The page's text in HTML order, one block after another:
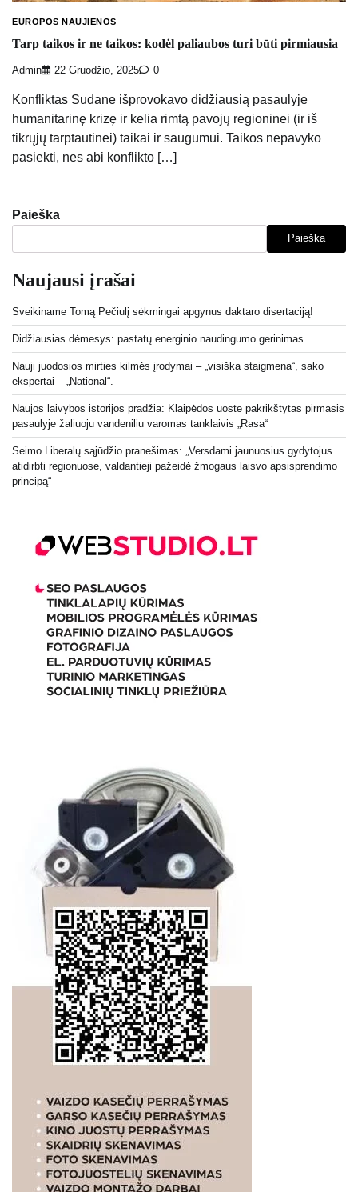
EUROPOS NAUJIENOS
Tarp taikos ir ne taikos: kodėl paliaubos turi būti pirmiausia
Admin 22 Gruodžio, 2025 0
Konfliktas Sudane išprovokavo didžiausią pasaulyje
humanitarinę krizę ir kelia rimtą pavojų regioninei (ir iš
tikrųjų tarptautinei) taikai ir saugumui. Taikos nepavyko
pasiekti, nes abi konflikto […]
Paieška
Paieška
Naujausi įrašai
Sveikiname Tomą Pečiulį sėkmingai apgynus daktaro disertaciją!
Didžiausias dėmesys: pastatų energinio naudingumo gerinimas
Nauji juodosios mirties kilmės įrodymai – „visiška staigmena“, sako
ekspertai – „National“.
Naujos laivybos istorijos pradžia: Klaipėdos uoste pakrikštytas pirmasis
pasaulyje žaliuoju vandeniliu varomas tanklaivis „Rasa“
Seimo Liberalų sąjūdžio pranešimas: „Versdami jaunuosius gydytojus
atidirbti regionuose, valdantieji pažeidė žmogaus laisvo apsisprendimo
principą“